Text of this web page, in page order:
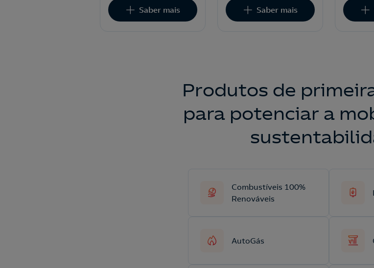
Saber mais Saber mais
Produtos de
para potenciar a
Combustíveis 100%
Renováveis
AutoGás